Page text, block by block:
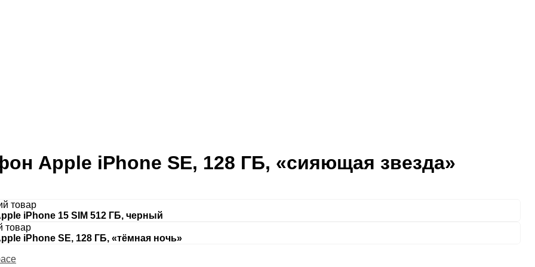
Apple iPhone SE, 128 ГБ, «сияющая звезда»
товар
iPhone 15 SIM 512 ГБ, черный
товар
iPhone SE, 128 ГБ, «тёмная ночь»